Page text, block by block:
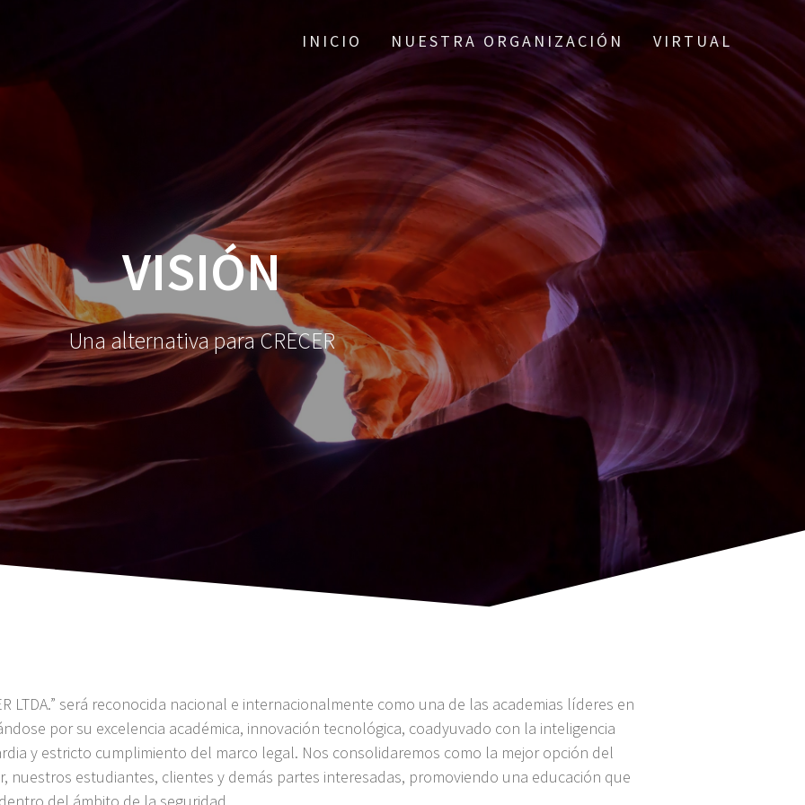
INICIO NUESTRA ORGANIZACIÓN VIRTUAL
VISIÓN
Una alternativa para CRECER
LTDA.” será reconocida nacional e internacionalmente como una de las academias líderes en
por su excelencia académica, innovación tecnológica, coadyuvado con la inteligencia
y estricto cumplimiento del marco legal. Nos consolidaremos como la mejor opción del
nuestros estudiantes, clientes y demás partes interesadas, promoviendo una educación que